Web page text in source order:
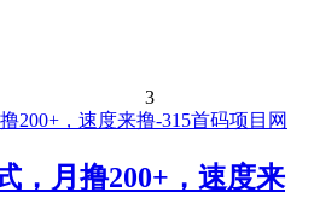
3
，月撸200+，速度来